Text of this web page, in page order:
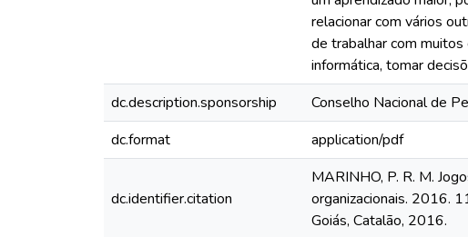
relacionar com vários
de trabalhar com
informática, tomar
dc.description.sponsorship Conselho Nacional de
dc.format
application/pdf
dc.identifier.citation
MARINHO, P. R. M.
organizacionais. 2016.
Goiás, Catalão, 2016.